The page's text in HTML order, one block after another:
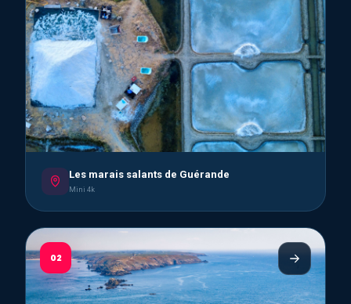
Les marais salants de Guérande
Mini 4k
02